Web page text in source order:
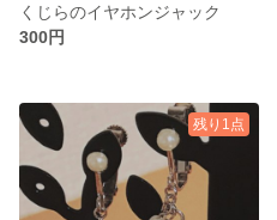
くじらのイヤホンジャック
300円
残り1点